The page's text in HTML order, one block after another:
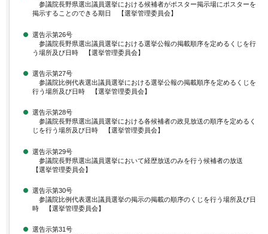
参議院長野県選出議員選挙における候補者がポスター掲示場にポスターを
掲示することのできる期日 【選挙管理委員会】
選告示第26号
参議院長野県選出議員選挙における選挙公報の掲載順序を定めるくじを行
う場所及び日時 【選挙管理委員会】
選告示第27号
参議院比例代表選出議員選挙における選挙公報の掲載順序を定めるくじを
行う場所及び日時 【選挙管理委員会】
選告示第28号
参議院長野県選出議員選挙における各候補者の政見放送の順序を定めるく
じを行う場所及び日時 【選挙管理委員会】
選告示第29号
参議院長野県選出議員選挙において経歴放送のみを行う候補者の放送
【選挙管理委員会】
選告示第30号
参議院比例代表選出議員選挙の掲示の掲載の順序のくじを行う場所及び日
時 【選挙管理委員会】
選告示第31号